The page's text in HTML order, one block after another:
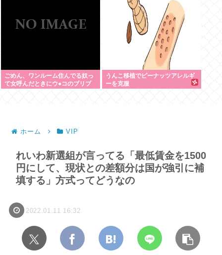
ごめん、ワンルーム住んでる奴っ
て女呼んだときにウ●コのブリブ
うんこ移植でピーナッツアレルギ
ーを克服
ホーム VIP
れいわ新選組が言ってる「最低賃金を1500
円にして、現状との差額分は国が強引に補
填する」方式ってどうなの
2022.01.11 16:32